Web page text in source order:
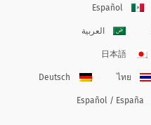
Español
العربية
日本語
ไทย
Deutsch
Español / España